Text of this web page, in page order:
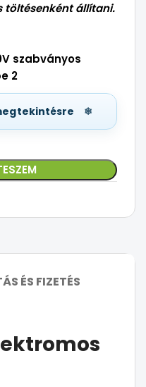
töltésenként állítani.
szabványos
2
ÉS FIZETÉS